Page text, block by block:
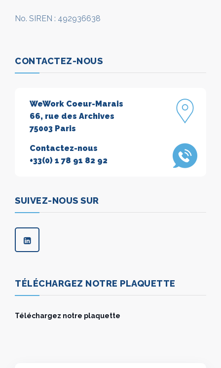
No. SIREN : 492936638
CONTACTEZ-NOUS
WeWork Coeur-Marais
66, rue des Archives
75003 Paris
Contactez-nous
+33(0) 1 78 91 82 92
SUIVEZ-NOUS SUR
TÉLÉCHARGEZ NOTRE PLAQUETTE
Téléchargez notre plaquette